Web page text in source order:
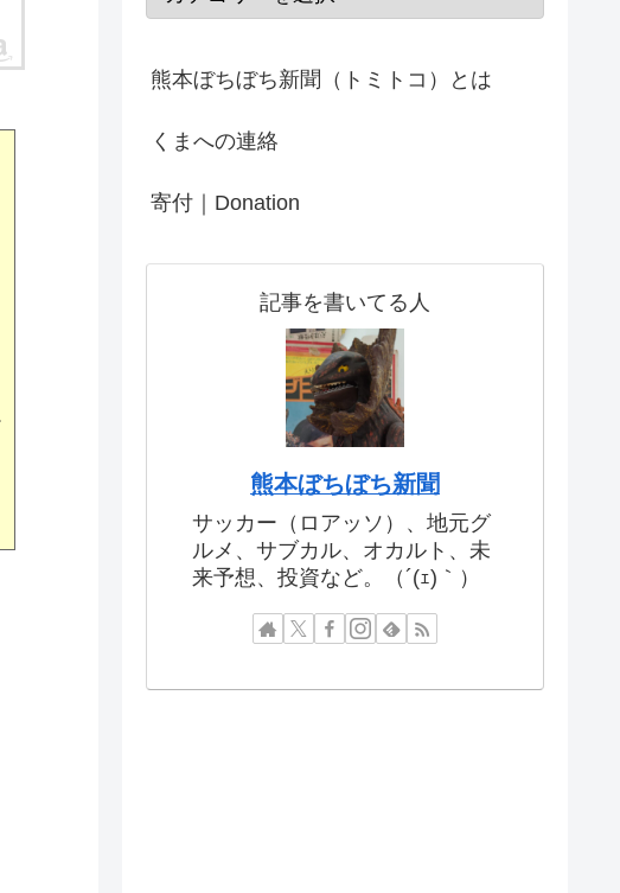
熊本ぼちぼち新聞（トミトコ）とは
くまへの連絡
寄付｜Donation
記事を書いてる人
熊本ぼちぼち新聞
サッカー（ロアッソ）、地元グ
ルメ、サブカル、オカルト、未
来予想、投資など。（´(ｪ)｀）